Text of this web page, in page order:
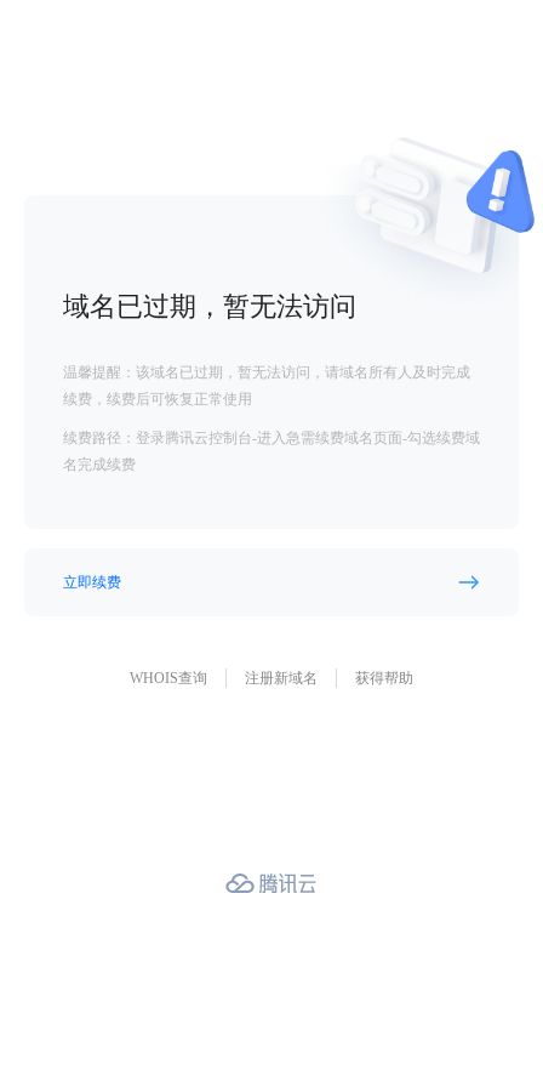
域名已过期，暂无法访问
温馨提醒：该域名已过期，暂无法访问，请域名所有人及时完成
续费，续费后可恢复正常使用
续费路径：登录腾讯云控制台-进入急需续费域名页面-勾选续费域
名完成续费
立即续费
WHOIS查询 注册新域名 获得帮助